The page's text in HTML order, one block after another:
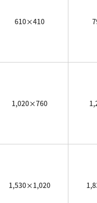
610×410
1,020×760
1,530×1,020